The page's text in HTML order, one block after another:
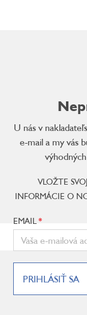
U nás v
e-mail a my vás
VLOŽTE
INFORMÁCIE O
EMAIL
PRIHLÁSIŤ SA